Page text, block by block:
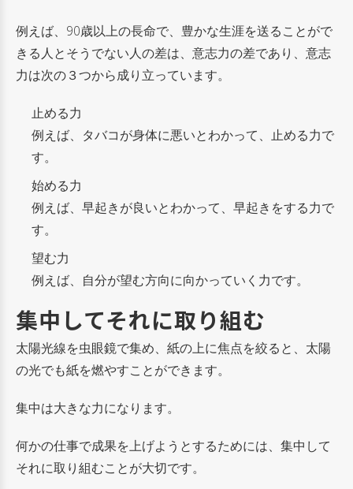
例えば、90歳以上の長命で、豊かな生涯を送ることがで
きる人とそうでない人の差は、意志力の差であり、意志
力は次の３つから成り立っています。
止める力
例えば、タバコが身体に悪いとわかって、止める力で
す。
始める力
例えば、早起きが良いとわかって、早起きをする力で
す。
望む力
例えば、自分が望む方向に向かっていく力です。
集中してそれに取り組む
太陽光線を虫眼鏡で集め、紙の上に焦点を絞ると、太陽
の光でも紙を燃やすことができます。
集中は大きな力になります。
何かの仕事で成果を上げようとするためには、集中して
それに取り組むことが大切です。